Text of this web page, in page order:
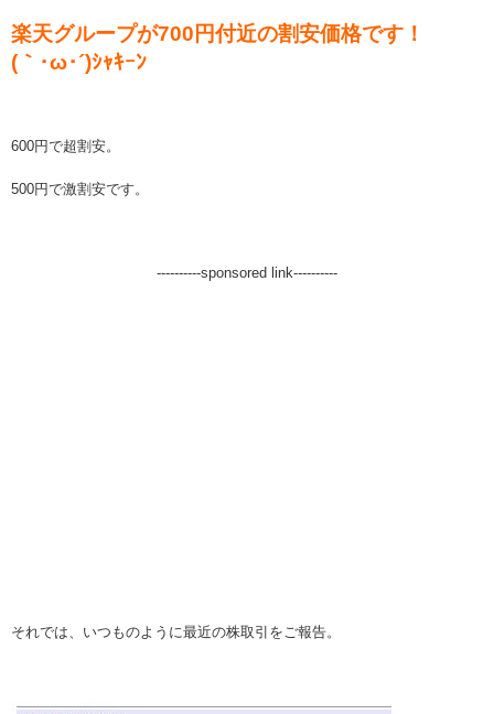
楽天グループが700円付近の割安価格です！
(｀･ω･´)ｼｬｷｰﾝ
600円で超割安。
500円で激割安です。
----------sponsored link----------
それでは、いつものように最近の株取引をご報告。